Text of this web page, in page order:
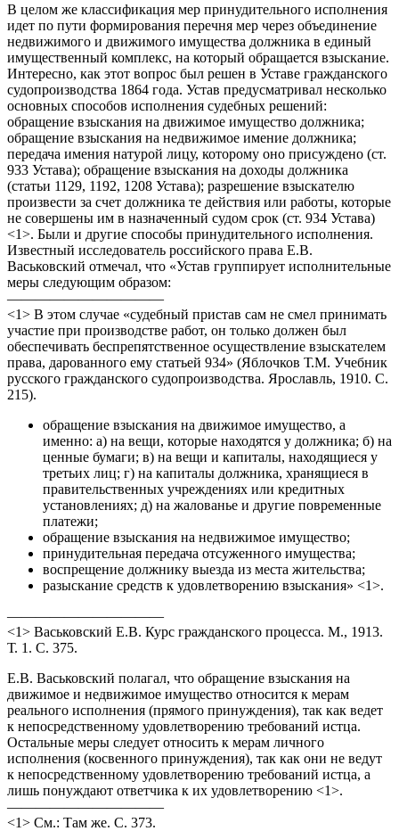
В целом же классификация мер принудительного исполнения
идет по пути формирования перечня мер через объединение
недвижимого и движимого имущества должника в единый
имущественный комплекс, на который обращается взыскание.
Интересно, как этот вопрос был решен в Уставе гражданского
судопроизводства 1864 года. Устав предусматривал несколько
основных способов исполнения судебных решений:
обращение взыскания на движимое имущество должника;
обращение взыскания на недвижимое имение должника;
передача имения натурой лицу, которому оно присуждено (ст.
933 Устава); обращение взыскания на доходы должника
(статьи 1129, 1192, 1208 Устава); разрешение взыскателю
произвести за счет должника те действия или работы, которые
не совершены им в назначенный судом срок (ст. 934 Устава)
<1>. Были и другие способы принудительного исполнения.
Известный исследователь российского права Е.В.
Васьковский отмечал, что «Устав группирует исполнительные
меры следующим образом:
———————————
<1> В этом случае «судебный пристав сам не смел принимать
участие при производстве работ, он только должен был
обеспечивать беспрепятственное осуществление взыскателем
права, дарованного ему статьей 934» (Яблочков Т.М. Учебник
русского гражданского судопроизводства. Ярославль, 1910. С.
215).
обращение взыскания на движимое имущество, а
именно: а) на вещи, которые находятся у должника; б) на
ценные бумаги; в) на вещи и капиталы, находящиеся у
третьих лиц; г) на капиталы должника, хранящиеся в
правительственных учреждениях или кредитных
установлениях; д) на жалованье и другие повременные
платежи;
обращение взыскания на недвижимое имущество;
принудительная передача отсуженного имущества;
воспрещение должнику выезда из места жительства;
разыскание средств к удовлетворению взыскания» <1>.
———————————
<1> Васьковский Е.В. Курс гражданского процесса. М., 1913.
Т. 1. С. 375.
Е.В. Васьковский полагал, что обращение взыскания на
движимое и недвижимое имущество относится к мерам
реального исполнения (прямого принуждения), так как ведет
к непосредственному удовлетворению требований истца.
Остальные меры следует относить к мерам личного
исполнения (косвенного принуждения), так как они не ведут
к непосредственному удовлетворению требований истца, а
лишь понуждают ответчика к их удовлетворению <1>.
———————————
<1> См.: Там же. С. 373.